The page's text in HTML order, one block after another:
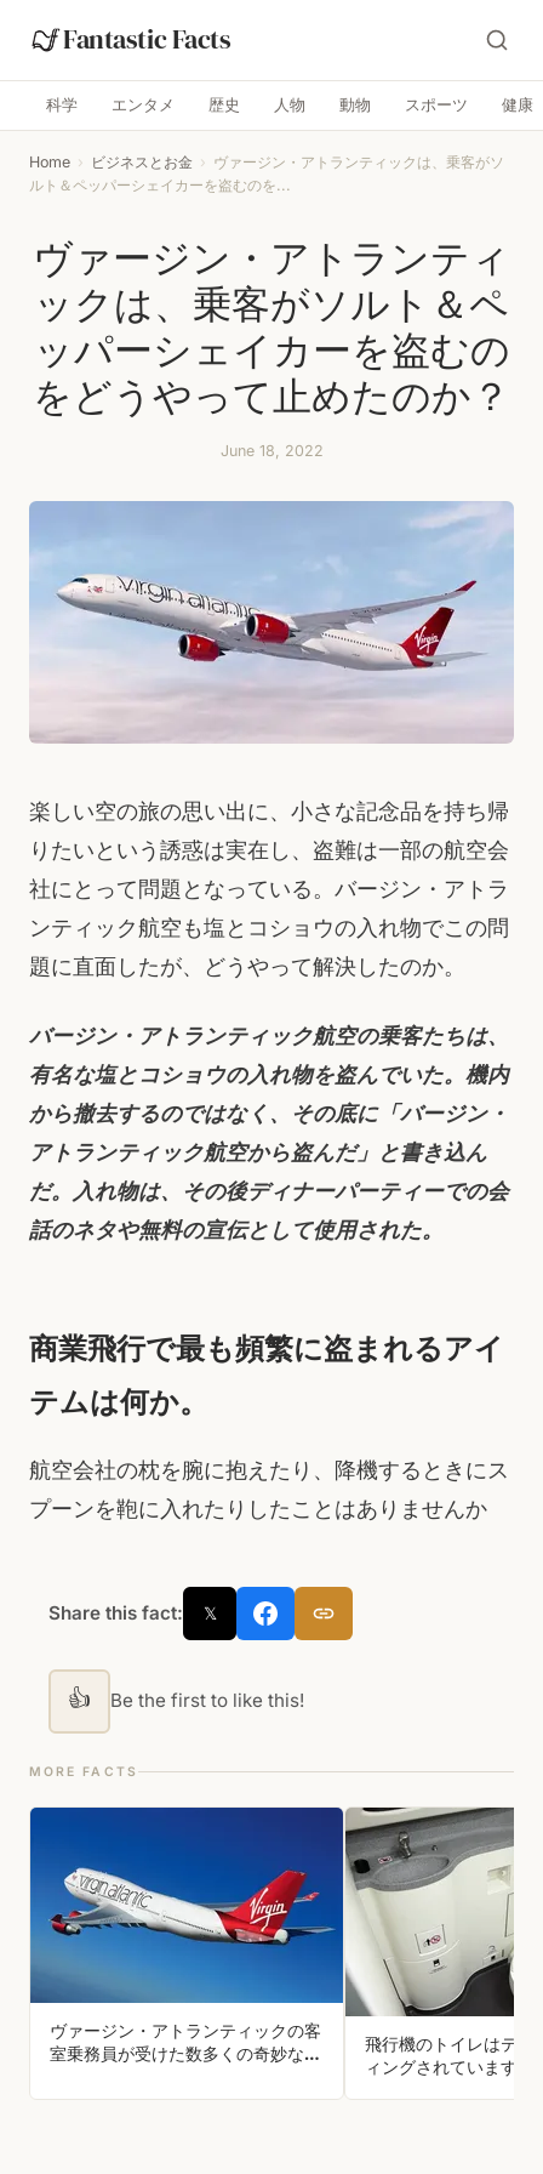
Fantastic Facts
科学 エンタメ 歴史 人物 動物 スポーツ 健康
Home › ビジネスとお金 › ヴァージン・アトランティックは、乗客がソ
ルト＆ペッパーシェイカーを盗むのを...
ヴァージン・アトランティ
ックは、乗客がソルト＆ペ
ッパーシェイカーを盗むの
をどうやって止めたのか？
June 18, 2022
楽しい空の旅の思い出に、小さな記念品を持ち帰
りたいという誘惑は実在し、盗難は一部の航空会
社にとって問題となっている。バージン・アトラ
ンティック航空も塩とコショウの入れ物でこの問
題に直面したが、どうやって解決したのか。
バージン・アトランティック航空の乗客たちは、
有名な塩とコショウの入れ物を盗んでいた。機内
から撤去するのではなく、その底に「バージン・
アトランティック航空から盗んだ」と書き込ん
だ。入れ物は、その後ディナーパーティーでの会
話のネタや無料の宣伝として使用された。
商業飛行で最も頻繁に盗まれるアイ
テムは何か。
航空会社の枕を腕に抱えたり、降機するときにス
プーンを鞄に入れたりしたことはありませんか
Share this fact: 𝕏
👍 Be the first to like this!
MORE FACTS
ヴァージン・アトランティックの客
室乗務員が受けた数多くの奇妙な要
ました。「エンジンがうるさすぎる
飛行機のトイレはテフ
ィングされています。